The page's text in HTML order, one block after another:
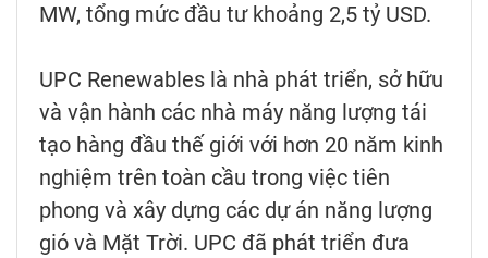
MW, tổng mức đầu tư khoảng 2,5 tỷ USD.
UPC Renewables là nhà phát triển, sở hữu
và vận hành các nhà máy năng lượng tái
tạo hàng đầu thế giới với hơn 20 năm kinh
nghiệm trên toàn cầu trong việc tiên
phong và xây dựng các dự án năng lượng
gió và Mặt Trời. UPC đã phát triển đưa